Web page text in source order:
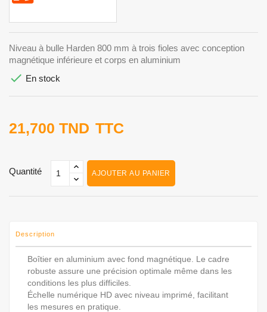
Niveau à bulle Harden 800 mm à trois fioles avec conception
magnétique inférieure et corps en aluminium
 En stock
21,700 TND TTC
Quantité AJOUTER AU PANIER
Description
Boîtier en aluminium avec fond magnétique. Le cadre
robuste assure une précision optimale même dans les
conditions les plus difficiles.
Échelle numérique HD avec niveau imprimé, facilitant
les mesures en pratique.